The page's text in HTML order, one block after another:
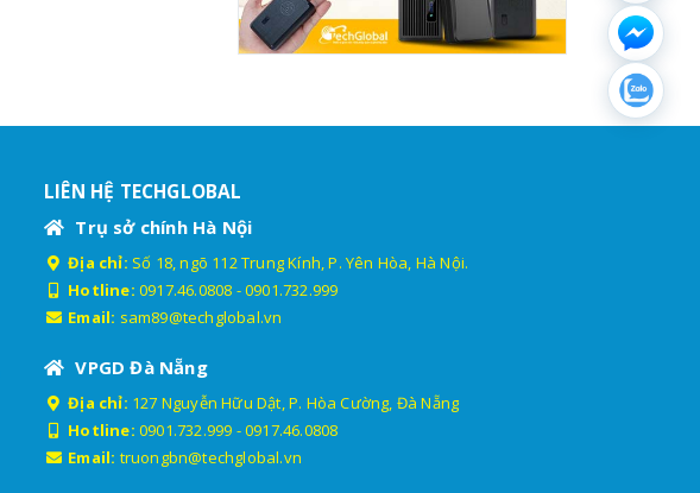
LIÊN HỆ TECHGLOBAL
Trụ sở chính Hà Nội
Địa chỉ: Số 18, ngõ 112 Trung Kính, P. Yên Hòa, Hà Nội.
Hotline: 0917.46.0808 -0901.732.999
Email: sam89@techglobal.vn
VPGD Đà Nẵng
Địa chỉ: 127 Nguyễn Hữu Dật, P. Hòa Cường, Đà Nẵng
Hotline: 0901.732.999 -0917.46.0808
Email: truongbn@techglobal.vn